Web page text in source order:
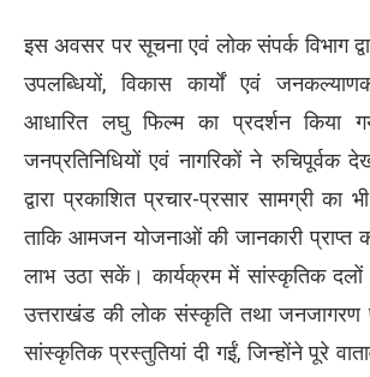
इस अवसर पर सूचना एवं लोक संपर्क विभाग
उपलब्धियों, विकास कार्यों एवं
आधारित लघु फिल्म का प्रदर्शन किया
जनप्रतिनिधियों एवं नागरिकों ने रुचिपूर्वक
द्वारा प्रकाशित प्रचार-प्रसार सामग्री का
ताकि आमजन योजनाओं की जानकारी
लाभ उठा सकें। कार्यक्रम में सांस्कृतिक दलों
उत्तराखंड की लोक संस्कृति तथा जनजागरण
सांस्कृतिक प्रस्तुतियां दी गईं, जिन्होंने पूरे